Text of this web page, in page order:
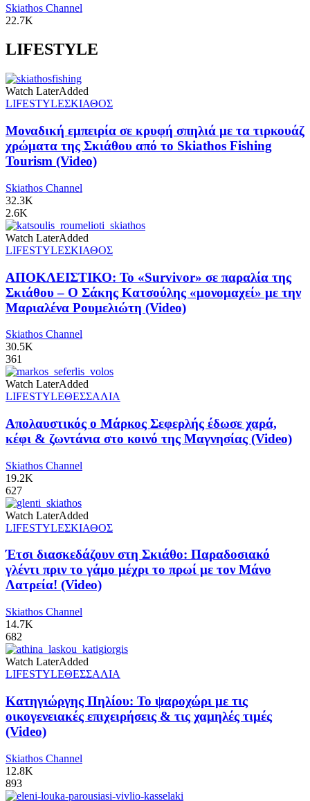
Skiathos Channel
22.7K
LIFESTYLE
Watch LaterAdded
LIFESTYLEΣΚΙΑΘΟΣ
Μοναδική εμπειρία σε κρυφή σπηλιά με τα τιρκουάζ
χρώματα της Σκιάθου από το Skiathos Fishing
Tourism (Video)
Skiathos Channel
32.3K
2.6K
Watch LaterAdded
LIFESTYLEΣΚΙΑΘΟΣ
ΑΠΟΚΛΕΙΣΤΙΚΟ: Το «Survivor» σε παραλία της
Σκιάθου – Ο Σάκης Κατσούλης «μονομαχεί» με την
Μαριαλένα Ρουμελιώτη (Video)
Skiathos Channel
30.5K
361
Watch LaterAdded
LIFESTYLEΘΕΣΣΑΛΙΑ
Απολαυστικός ο Μάρκος Σεφερλής έδωσε χαρά,
κέφι & ζωντάνια στο κοινό της Μαγνησίας (Video)
Skiathos Channel
19.2K
627
Watch LaterAdded
LIFESTYLEΣΚΙΑΘΟΣ
Έτσι διασκεδάζουν στη Σκιάθο: Παραδοσιακό
γλέντι πριν το γάμο μέχρι το πρωί με τον Μάνο
Λατρεία! (Video)
Skiathos Channel
14.7K
682
Watch LaterAdded
LIFESTYLEΘΕΣΣΑΛΙΑ
Κατηγιώργης Πηλίου: Το ψαροχώρι με τις
οικογενειακές επιχειρήσεις & τις χαμηλές τιμές
(Video)
Skiathos Channel
12.8K
893